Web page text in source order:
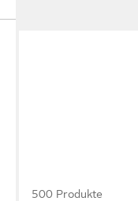
500 Produkte